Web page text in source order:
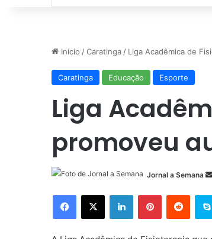
Início /Caratinga / Liga Acadêmica de
Caratinga Educação Esporte
Liga
promoveu
Jornal a Semana
Facebook
X LinkedinPinterest